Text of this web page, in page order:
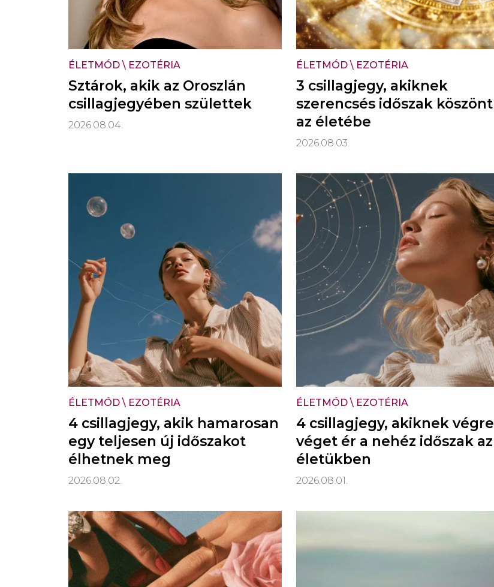
ÉLETMÓD\ EZOTÉRIA
Sztárok, akik az Oroszlán
csillagjegyében születtek
2026.08.04.
ÉLETMÓD\ EZOTÉRIA
3 csillagjegy, akiknek
szerencsés időszak köszönt
az életébe
2026.08.03.
ÉLETMÓD\ EZOTÉRIA
4 csillagjegy, akik hamarosan
egy teljesen új időszakot
élhetnek meg
2026.08.02.
ÉLETMÓD\ EZOTÉRIA
4 csillagjegy, akiknek végre
véget ér a nehéz időszak az
életükben
2026.08.01.